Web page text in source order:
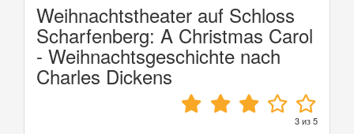
Weihnachtstheater auf Schloss
Scharfenberg: A Christmas Carol
- Weihnachtsgeschichte nach
Charles Dickens
3из5